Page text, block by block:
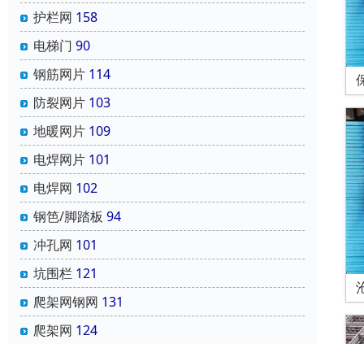
护栏网 158
电梯门 90
钢筋网片 114
防裂网片 103
地暖网片 109
电焊网片 101
电焊网 102
钢笆/脚踏板 94
冲孔网 101
坑围栏 121
爬架网钢网 131
爬架网 124